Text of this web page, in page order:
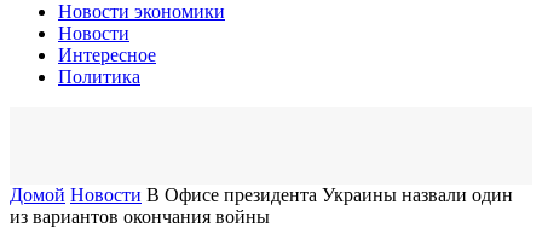
Новости экономики
Новости
Интересное
Политика
Домой Новости В Офисе президента Украины назвали один
из вариантов окончания войны